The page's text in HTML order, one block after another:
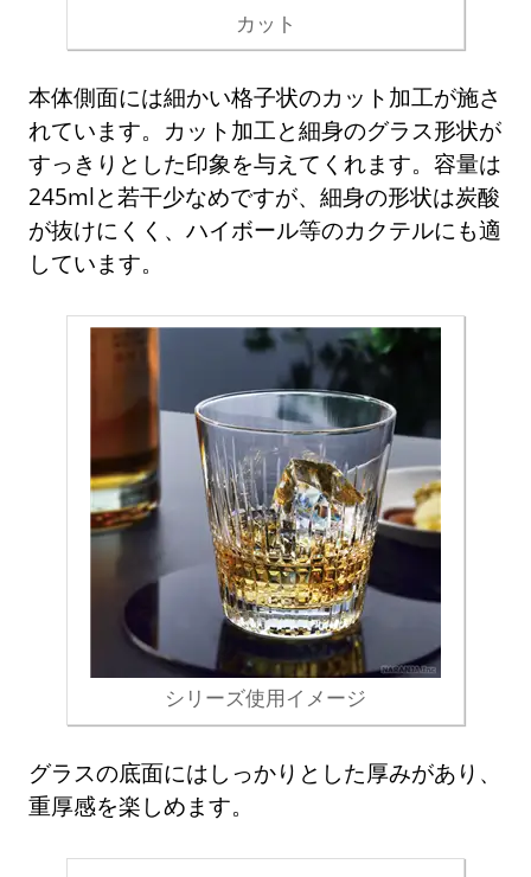
カット
本体側面には細かい格子状のカット加工が施さ
れています。カット加工と細身のグラス形状が
すっきりとした印象を与えてくれます。容量は
245mlと若干少なめですが、細身の形状は炭酸
が抜けにくく、ハイボール等のカクテルにも適
しています。
シリーズ使用イメージ
グラスの底面にはしっかりとした厚みがあり、
重厚感を楽しめます。